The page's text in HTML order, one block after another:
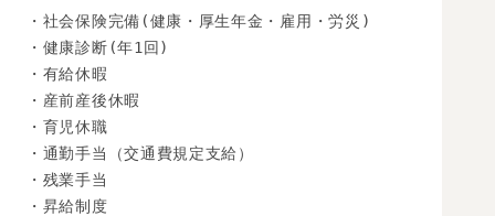
・社会保険完備(健康・厚生年金・雇用・労災)
・健康診断(年1回)
・有給休暇
・産前産後休暇
・育児休職
・通勤手当（交通費規定支給）
・残業手当
・昇給制度